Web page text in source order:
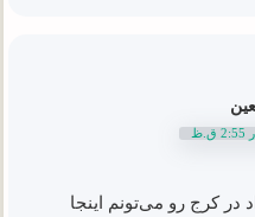
در کرج رو می‌تونم اینجا